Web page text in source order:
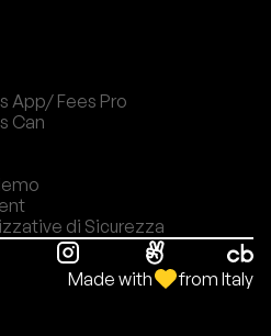
App/ Fees Pro
Can
di Sicurezza
Made with from Italy